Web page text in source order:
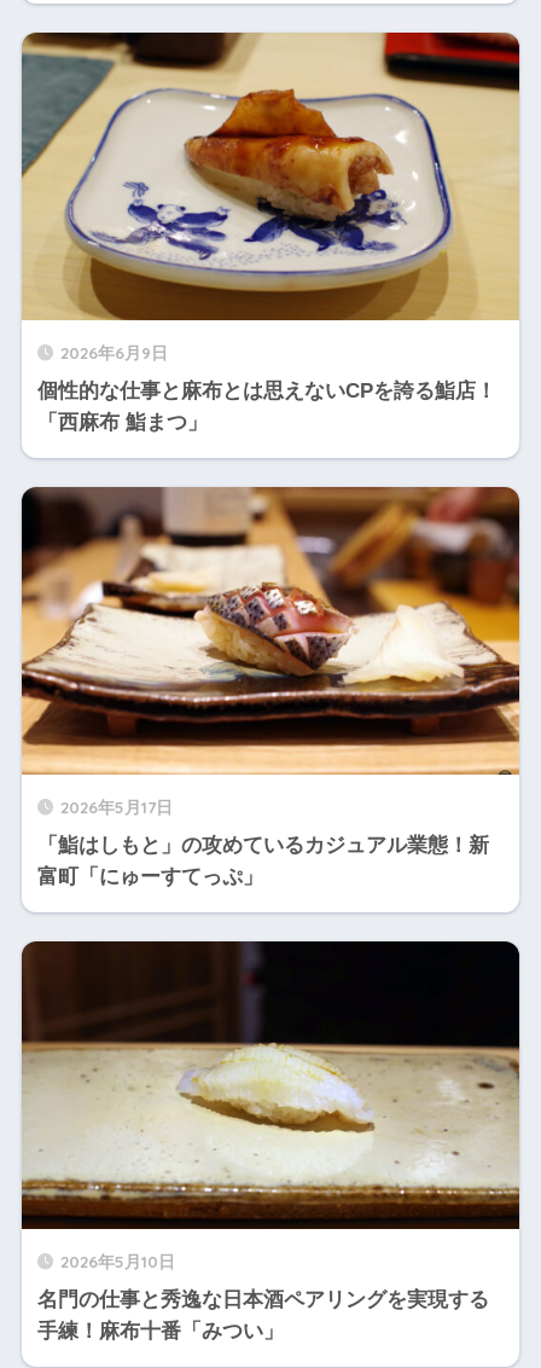
2026年6月9日
個性的な仕事と麻布とは思えないCPを誇る鮨店！
「西麻布 鮨まつ」
2026年5月17日
「鮨はしもと」の攻めているカジュアル業態！新
富町「にゅーすてっぷ」
2026年5月10日
名門の仕事と秀逸な日本酒ペアリングを実現する
手練！麻布十番「みつい」